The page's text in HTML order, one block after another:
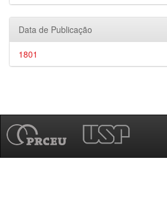
Data de Publicação
1801